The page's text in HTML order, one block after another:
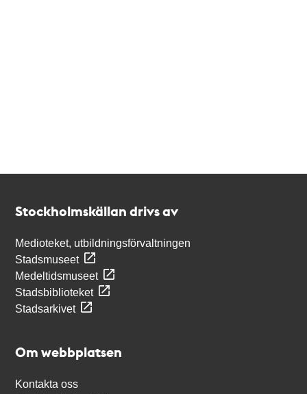
Stockholmskällan drivs av
Medioteket, utbildningsförvaltningen
Stadsmuseet
Medeltidsmuseet
Stadsbiblioteket
Stadsarkivet
Om webbplatsen
Kontakta oss